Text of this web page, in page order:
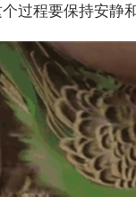
过程要保持安静